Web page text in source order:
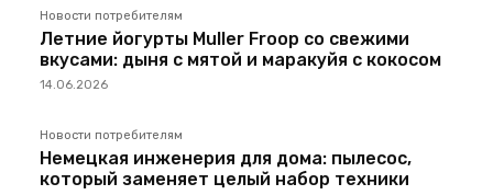
Новости потребителям
Летние йогурты Muller Froop со свежими
вкусами: дыня с мятой и маракуйя с кокосом
14.06.2026
Новости потребителям
Немецкая инженерия для дома: пылесос,
который заменяет целый набор техники